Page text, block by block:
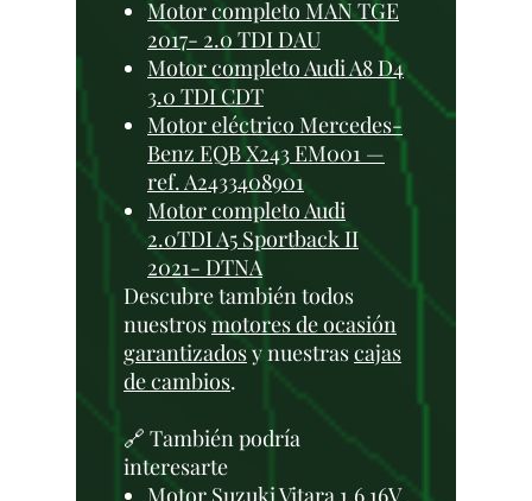
Motor completo MAN TGE
2017- 2.0 TDI DAU
Motor completo Audi A8 D4
3.0 TDI CDT
Motor eléctrico Mercedes-
Benz EQB X243 EM001 —
ref. A2433408901
Motor completo Audi
2.0TDI A5 Sportback II
2021- DTNA
Descubre también todos
nuestrosmotores de ocasión
garantizadosy nuestrascajas
de cambios.
🔗 También podría
interesarte
Motor Suzuki Vitara 1.6 16V